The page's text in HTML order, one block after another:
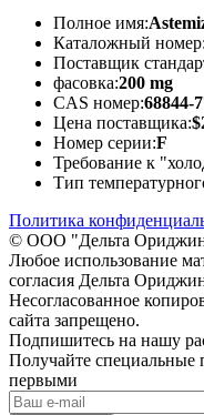
Полное имя:
Каталожный номер:
Поставщик
фасовка:200 mg
CAS номер:68844-
Цена поставщика:
Номер серии:F
Требование к
Тип
Политика
© ООО "Дельта
Любое использование
согласия Дельта
Несогласованное
сайта запрещено.
Подпишитесь на нашу
Получайте специальные
первыми